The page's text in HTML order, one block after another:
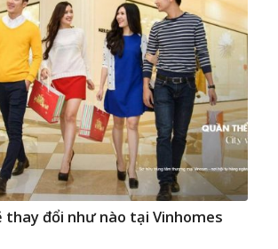
thay đổi như nào tại Vinhomes